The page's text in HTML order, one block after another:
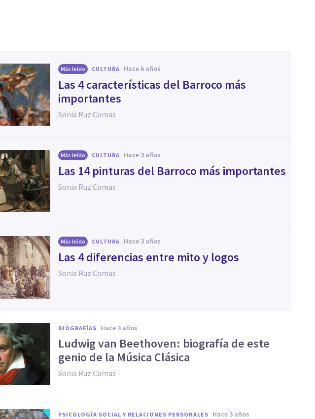
Más leído CULTURA hace 6 años
Las 4 características del Barroco más
importantes
Sonia Ruz Comas
Más leído CULTURA hace 3 años
Las 14 pinturas del Barroco más importantes
Sonia Ruz Comas
Más leído CULTURA hace 3 años
Las 4 diferencias entre mito y logos
Sonia Ruz Comas
BIOGRAFÍAS hace 3 años
Ludwig van Beethoven: biografía de este
genio de la Música Clásica
Sonia Ruz Comas
PSICOLOGÍA SOCIAL Y RELACIONES PERSONALES hace 3 años